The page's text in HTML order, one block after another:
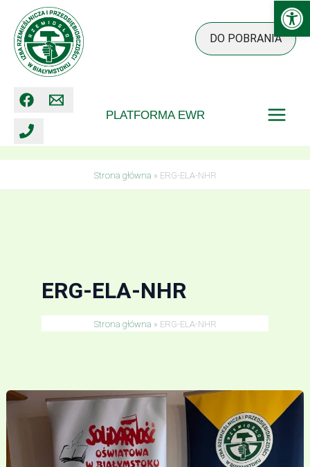
Przejdź
treści
DO POBRANIA
PLATFORMA EWR
Strona główna » ERG-ELA-NHR
ERG-ELA-NHR
Strona główna » ERG-ELA-NHR